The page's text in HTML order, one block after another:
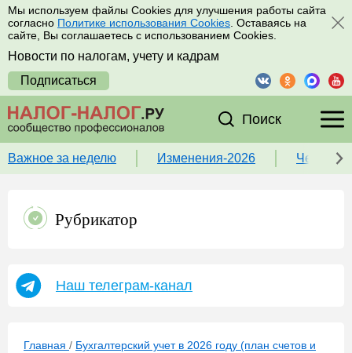
Мы используем файлы Cookies для улучшения работы сайта
согласно Политике использования Cookies . Оставаясь на
сайте, Вы соглашаетесь с использованием Cookies.
Новости по налогам, учету и кадрам
Подписаться
Поиск
Важное за неделю Изменения-2026 Чек-
Рубрикатор
Наш телеграм-канал
Главная / Бухгалтерский учет в 2026 году (план счетов и